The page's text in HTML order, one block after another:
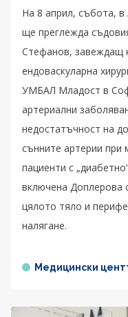
На 8 април, събота,
ще преглежда
Стефанов, завеждащ
ендоваскуларна
УМБАЛ Младост в
артериални
недостатъчност на
сънните артерии
пациенти с
включена Доплерова
цялото тяло и
налягане.
Медицински